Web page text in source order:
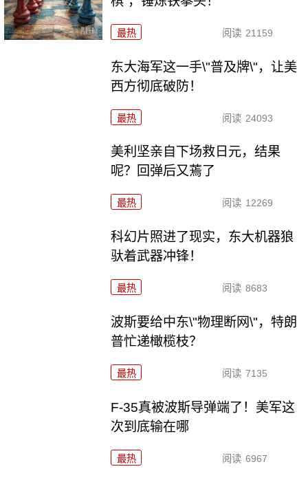
最热 阅读 21159
东大海军这一手\"普及牌\"，让美
西方彻底破防！
最热 阅读 24093
美利坚亲自下场救日元，结果
呢？回弹后又蔫了
最热 阅读 12269
科幻片照进了现实，东大机器狼
驮着武器冲锋！
最热 阅读 8683
波斯要给中东\"物理断网\"，特朗
普忙递橄榄枝？
最热 阅读 7135
F-35真被波斯导弹端了！美军这
次到底输在哪
最热 阅读 6967